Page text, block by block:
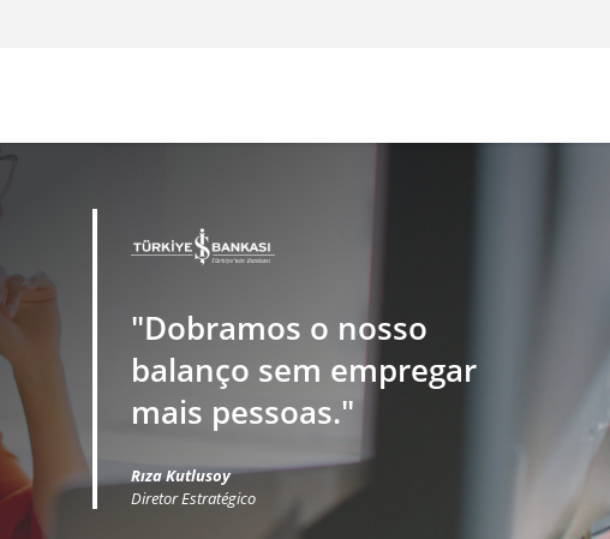
"Dobramos o nosso
balanço sem empregar
mais pessoas."
Rıza Kutlusoy
Diretor Estratégico